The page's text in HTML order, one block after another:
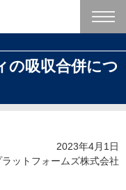
の吸収合併につ
2023年4月1日
ラットフォームズ株式会社